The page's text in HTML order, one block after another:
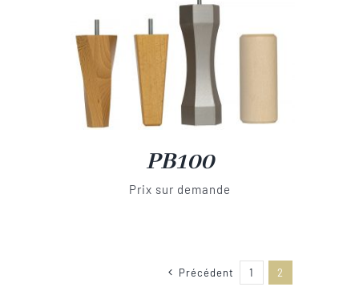
PB100
Prix sur demande
Précédent 1 2